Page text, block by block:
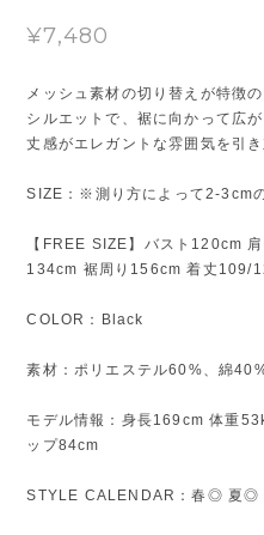
¥7,480
メッシュ素材の切り替えが特徴
シルエットで、裾に向かって広
丈感がエレガントな雰囲気を引き
SIZE：※測り方によって2-3cm
【FREE SIZE】バスト120cm
134cm 裾周り156cm 着丈109/
COLOR：Black
素材：ポリエステル60%、綿
モデル情報：身長169cm 体重
ップ84cm
STYLE CALENDAR：春◎ 夏◎